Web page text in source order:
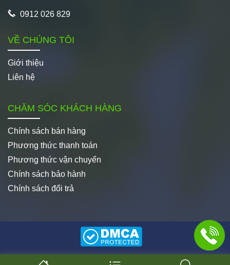
0912 026 829
VỀ CHÚNG TÔI
Giới thiệu
Liên hệ
CHĂM SÓC KHÁCH HÀNG
Chính sách bán hàng
Phương thức thanh toán
Phương thức vận chuyển
Chính sách bảo hành
Chính sách đổi trả
© Copyright 2008 - 2025 - Công ty CP Thương mại Hành